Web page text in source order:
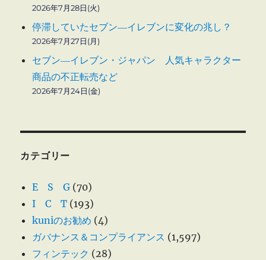
2026年7月28日(火)
停滞していたセブン―イレブンに変化の兆し？
2026年7月27日(月)
セブン―イレブン・ジャパン 人気キャラクター
商品の不正転売など
2026年7月24日(金)
カテゴリー
E S G (70)
I C T (193)
kuniのお勧め (4)
ガバナンス＆コンプライアンス (1,597)
フィンテック (28)